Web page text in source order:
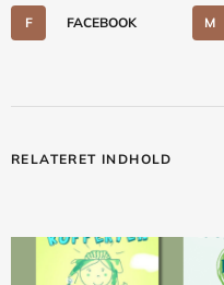
F FACEBOOK M
RELATERET INDHOLD